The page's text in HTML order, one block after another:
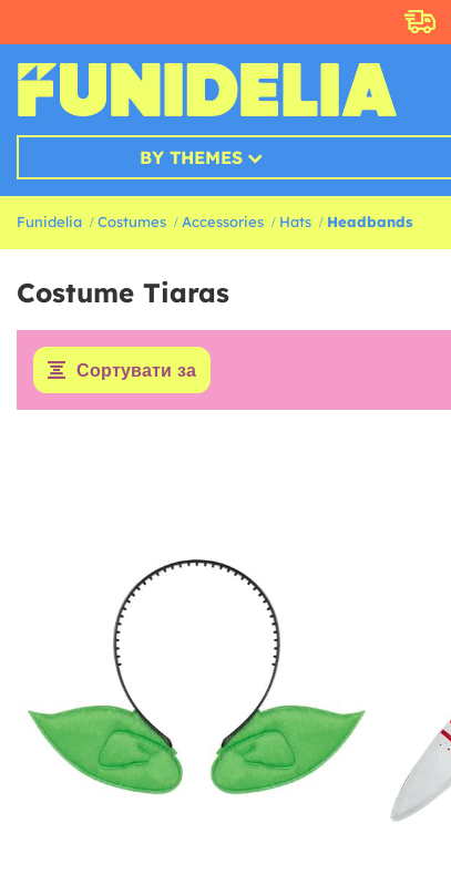
BY THEMES
Funidelia Costumes Accessories Hats Headbands
Costume Tiaras
Сортувати за